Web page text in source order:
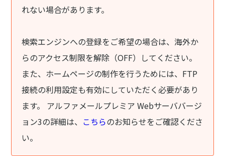
れない場合があります。
検索エンジンへの登録をご希望の場合は、海外か
らのアクセス制限を解除（OFF）してください。
また、ホームページの制作を行うためには、FTP
接続の利用設定も有効にしていただく必要があり
ます。 アルファメールプレミア Webサーババージ
ョン3の詳細は、 こちらのお知らせをご確認くださ
い。